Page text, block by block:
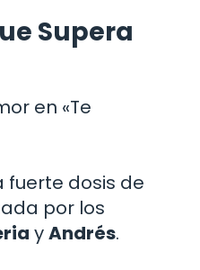
Supera
en «Te
fuerte dosis de
por los
yAndrés.